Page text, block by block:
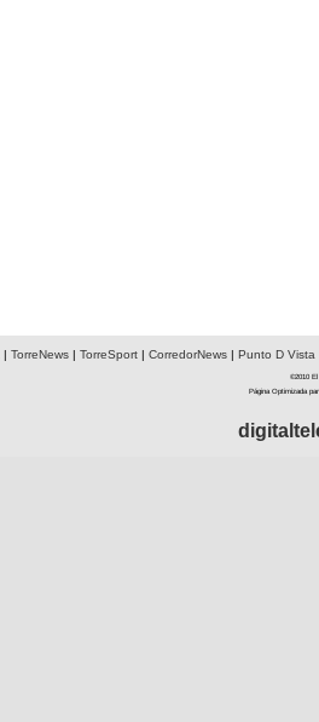
| TorreNews| TorreSport| CorredorNews| Punto D Vista
©2010 El
Página Optimizada